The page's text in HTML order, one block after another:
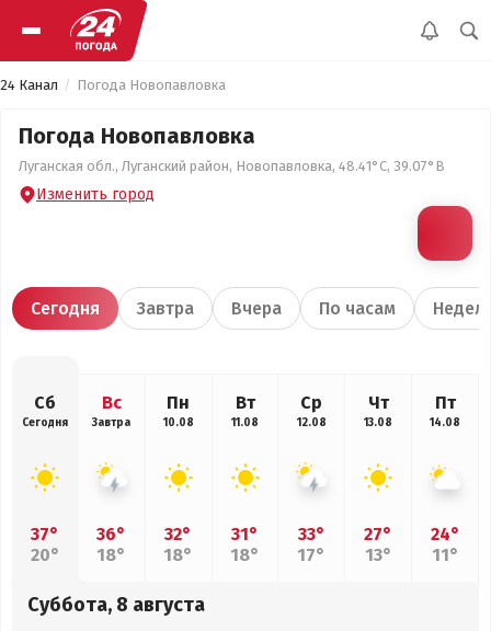
24 Канал Погода Новопавловка
Погода Новопавловка
Луганская обл., Луганский район, Новопавловка, 48.41°С, 39.07°В
Изменить город
Сегодня Завтра Вчера По часам
Сб
Сегодня
37°
20°
Вс
Завтра
36°
18°
Пн
10.08
32°
18°
Вт
11.08
31°
18°
Ср
12.08
33°
17°
Чт
13.08
27°
13°
Пт
14.08
24°
11°
Суббота, 8 августа